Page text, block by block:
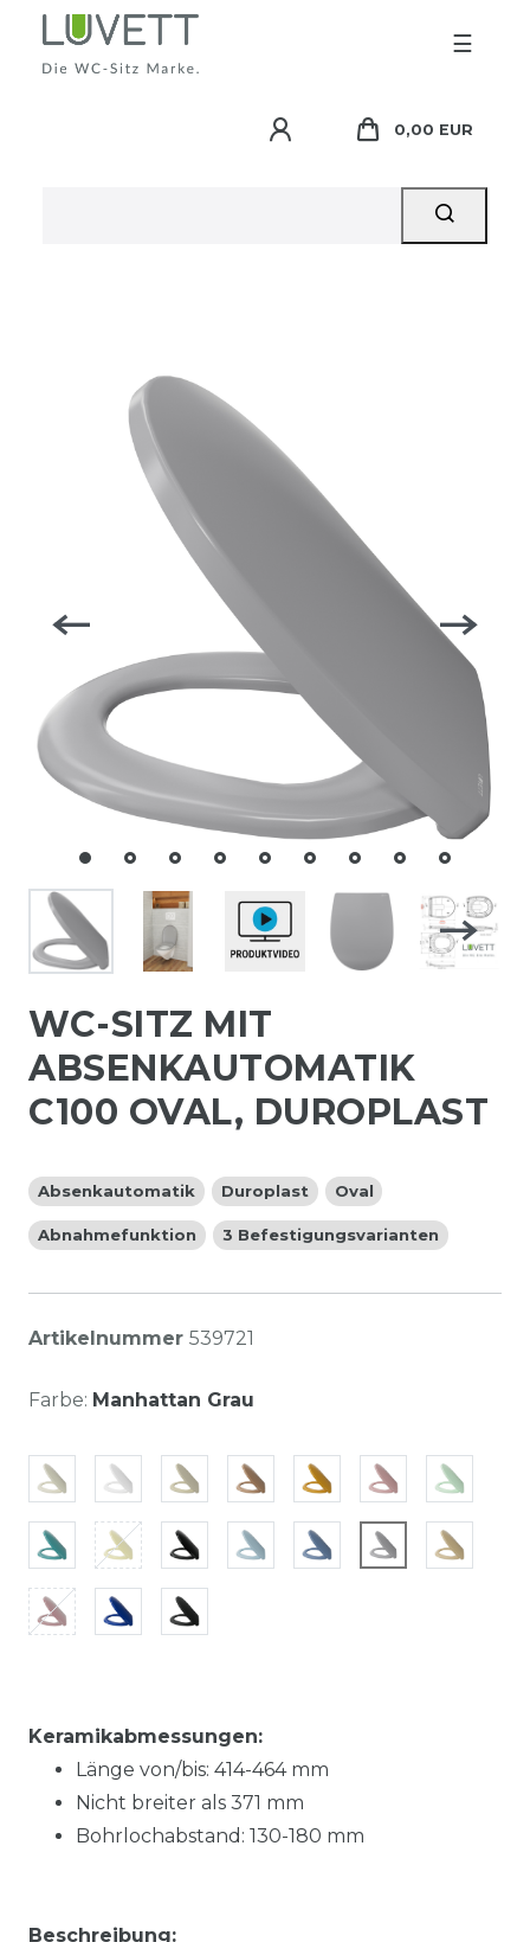
☰
0,00 EUR
WC-SITZ MIT
ABSENKAUTOMATIK
C100 OVAL, DUROPLAST
Absenkautomatik Duroplast Oval
Abnahmefunktion 3 Befestigungsvarianten
Artikelnummer 539721
Farbe: Manhattan Grau
Keramikabmessungen:
Länge von/bis: 414-464mm
Nicht breiter als 371 mm
Bohrlochabstand: 130-180 mm
Beschreibung: